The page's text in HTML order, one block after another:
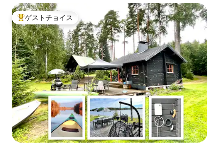
大好評のゲストチョイスです。
ゲストチョイス